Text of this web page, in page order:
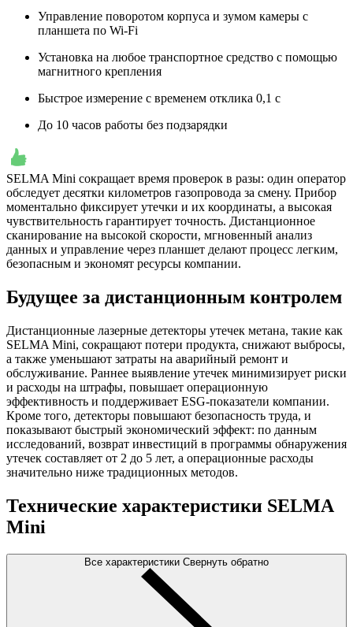
Управление поворотом корпуса и зумом камеры с
планшета по Wi-Fi
Установка на любое транспортное средство с помощью
магнитного крепления
Быстрое измерение с временем отклика 0,1 с
До 10 часов работы без подзарядки
SELMA Mini сокращает время проверок в разы: один оператор
обследует десятки километров газопровода за смену. Прибор
моментально фиксирует утечки и их координаты, а высокая
чувствительность гарантирует точность. Дистанционное
сканирование на высокой скорости, мгновенный анализ
данных и управление через планшет делают процесс легким,
безопасным и экономят ресурсы компании.
Будущее за дистанционным контролем
Дистанционные лазерные детекторы утечек метана, такие как
SELMA Mini, сокращают потери продукта, снижают выбросы,
а также уменьшают затраты на аварийный ремонт и
обслуживание. Раннее выявление утечек минимизирует риски
и расходы на штрафы, повышает операционную
эффективность и поддерживает ESG-показатели компании.
Кроме того, детекторы повышают безопасность труда, и
показывают быстрый экономический эффект: по данным
исследований, возврат инвестиций в программы обнаружения
утечек составляет от 2 до 5 лет, а операционные расходы
значительно ниже традиционных методов.
Технические характеристики SELMA
Mini
Все характеристики Свернуть обратно